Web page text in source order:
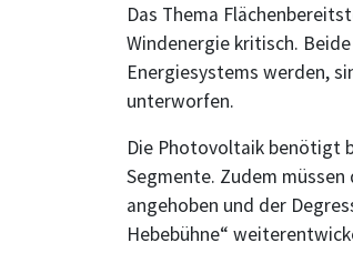
Das Thema
Windenergie kritisch.
Energiesystems werden,
unterworfen.
Die Photovoltaik benötigt
Segmente. Zudem
angehoben und der
Hebebühne“